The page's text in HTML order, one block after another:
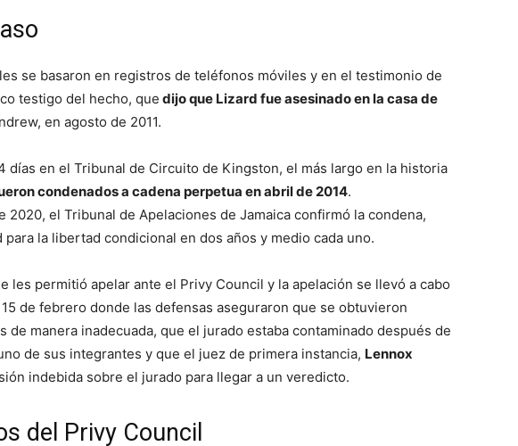
se basaron en registros de teléfonos móviles y en el testimonio de
testigo del hecho, que dijo que Lizard fue asesinado en la casa de
en agosto de 2011.
días en el Tribunal de Circuito de Kingston, el más largo en la historia
condenados a cadena perpetua en abril de 2014.
2020, el Tribunal de Apelaciones de Jamaica confirmó la condena,
la libertad condicional en dos años y medio cada uno.
les permitió apelar ante el Privy Council y la apelación se llevó a cabo
de febrero donde las defensas aseguraron que se obtuvieron
de manera inadecuada, que el jurado estaba contaminado después de
de sus integrantes y que el juez de primera instancia, Lennox
indebida sobre el jurado para llegar a un veredicto.
del Privy Council